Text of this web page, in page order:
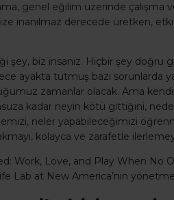
genel eğilim üzerinde çalışma
inanılmaz derecede üretken,
şey, biz insanız. Hiçbir şey doğru
ayakta tutmuş bazı sorunlarda
zamanlar olacak. Ama
kadar neyin kötü gittiğini,
neler yapabileceğimizi
kolayca ve zarafetle
Work, Love, and Play When No
Lab at New America’nın